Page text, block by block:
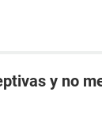
y no